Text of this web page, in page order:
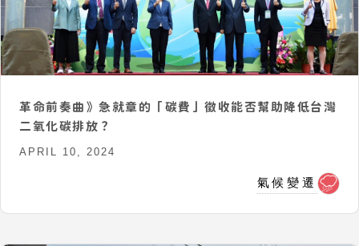
革命前奏曲》急就章的「碳費」徵收能否幫助降低台灣
二氧化碳排放？
APRIL 10, 2024
氣候變遷